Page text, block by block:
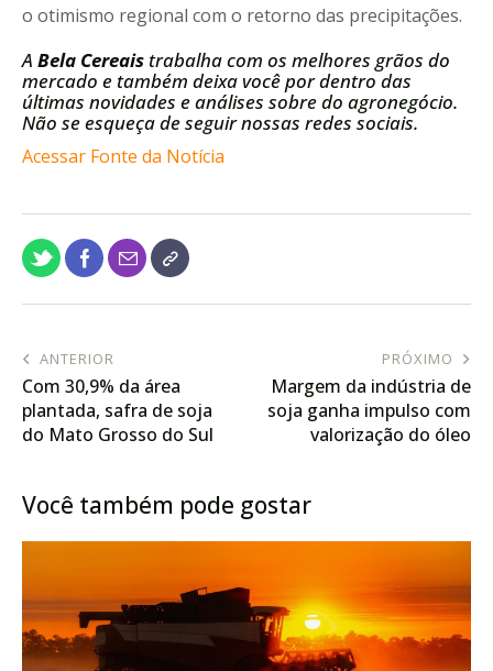
o otimismo regional com o retorno das precipitações.
A Bela Cereais trabalha com os melhores grãos do
mercado e também deixa você por dentro das
últimas novidades e análises sobre do agronegócio.
Não se esqueça de seguir nossas redes sociais.
Acessar Fonte da Notícia
ANTERIOR
Com 30,9% da área
plantada, safra de soja
do Mato Grosso do Sul
PRÓXIMO
Margem da indústria de
soja ganha impulso com
valorização do óleo
Você também pode gostar